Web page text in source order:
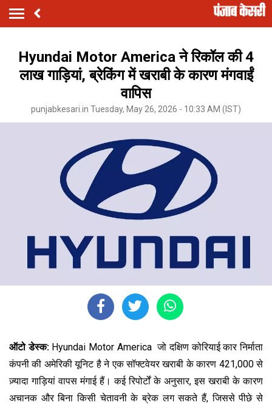
Hyundai Motor America ने रिकॉल की 4
लाख गाड़ियां, ब्रेकिंग में खराबी के कारण मंगवाईं
वापिस
punjabkesari.in Tuesday, May 26, 2026 - 10:33 AM (IST)
ऑटो डेस्क:Hyundai Motor America जो दक्षिण कोरियाई कार निर्माता
कंपनी की अमेरिकी यूनिट है ने एक सॉफ्टवेयर खराबी के कारण 421,000 से
ज़्यादा गाड़ियां वापस मंगाई हैं। कई रिपोर्टों के अनुसार, इस खराबी के कारण
अचानक और बिना किसी चेतावनी के ब्रेक लग सकते हैं, जिससे पीछे से